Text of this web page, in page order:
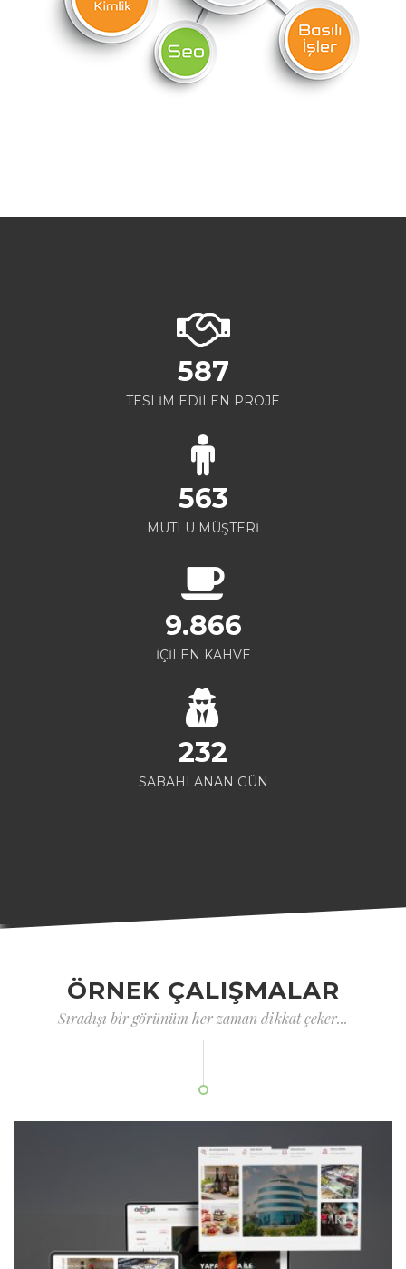
587
TESLİM EDİLEN PROJE
563
MUTLU MÜŞTERİ
9.866
İÇİLEN KAHVE
232
SABAHLANAN GÜN
ÖRNEK ÇALIŞMALAR
Sıradışı bir görünüm her zaman dikkat çeker...